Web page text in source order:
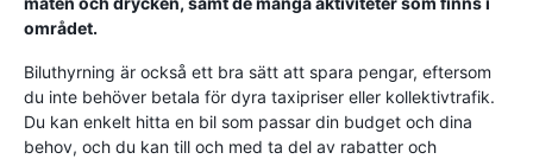
området.
Biluthyrning är också ett bra sätt att spara pengar, eftersom
du inte behöver betala för dyra taxipriser eller kollektivtrafik.
Du kan enkelt hitta en bil som passar din budget och dina
behov, och du kan till och med ta del av rabatter och